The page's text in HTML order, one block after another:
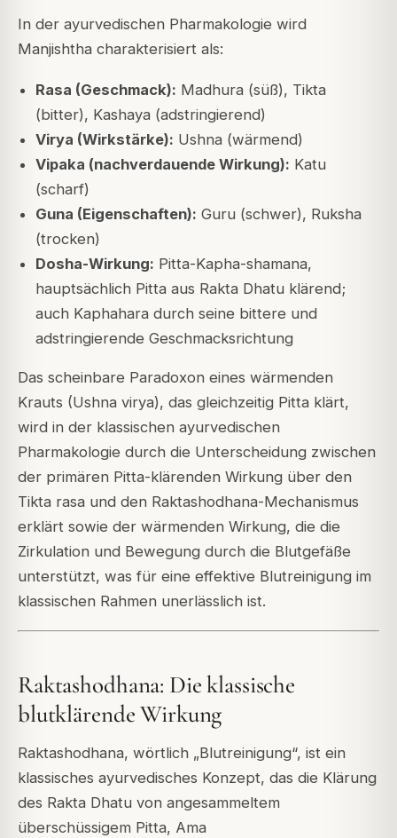
In der ayurvedischen Pharmakologie wird
Manjishtha charakterisiert als:
Rasa (Geschmack): Madhura (süß), Tikta
(bitter), Kashaya (adstringierend)
Virya (Wirkstärke): Ushna (wärmend)
Vipaka (nachverdauende Wirkung): Katu
(scharf)
Guna (Eigenschaften): Guru (schwer), Ruksha
(trocken)
Dosha-Wirkung: Pitta-Kapha-shamana,
hauptsächlich Pitta aus Rakta Dhatu klärend;
auch Kaphahara durch seine bittere und
adstringierende Geschmacksrichtung
Das scheinbare Paradoxon eines wärmenden
Krauts (Ushna virya), das gleichzeitig Pitta klärt,
wird in der klassischen ayurvedischen
Pharmakologie durch die Unterscheidung zwischen
der primären Pitta-klärenden Wirkung über den
Tikta rasa und den Raktashodhana-Mechanismus
erklärt sowie der wärmenden Wirkung, die die
Zirkulation und Bewegung durch die Blutgefäße
unterstützt, was für eine effektive Blutreinigung im
klassischen Rahmen unerlässlich ist.
Raktashodhana: Die klassische
blutklärende Wirkung
Raktashodhana, wörtlich „Blutreinigung“, ist ein
klassisches ayurvedisches Konzept, das die Klärung
des Rakta Dhatu von angesammeltem
überschüssigem Pitta, Ama